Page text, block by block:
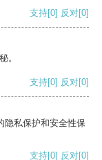
支持[0] 反对[0]
。
支持[0] 反对[0]
隐私保护和安全性保
支持[0] 反对[0]